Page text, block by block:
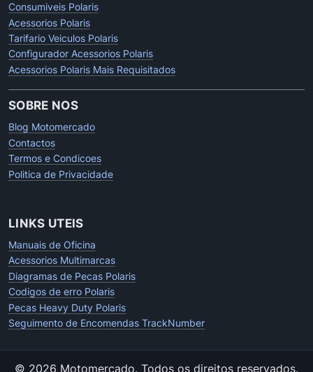
Consumiveis Polaris
Acessorios Polaris
Tarifario Veiculos Polaris
Configurador Acessorios Polaris
Acessorios Polaris Mais Requisitados
SOBRE NOS
Blog Motomercado
Contactos
Termos e Condicoes
Politica de Privacidade
LINKS UTEIS
Manuais de Oficina
Acessorios Multimarcas
Diagramas de Pecas Polaris
Codigos de erro Polaris
Pecas Heavy Duty Polaris
Seguimento de Encomendas TrackNumber
© 2026 Motomercado. Todos os direitos reservados.